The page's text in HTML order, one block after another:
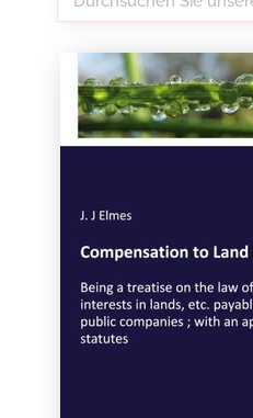
Sie
Shop